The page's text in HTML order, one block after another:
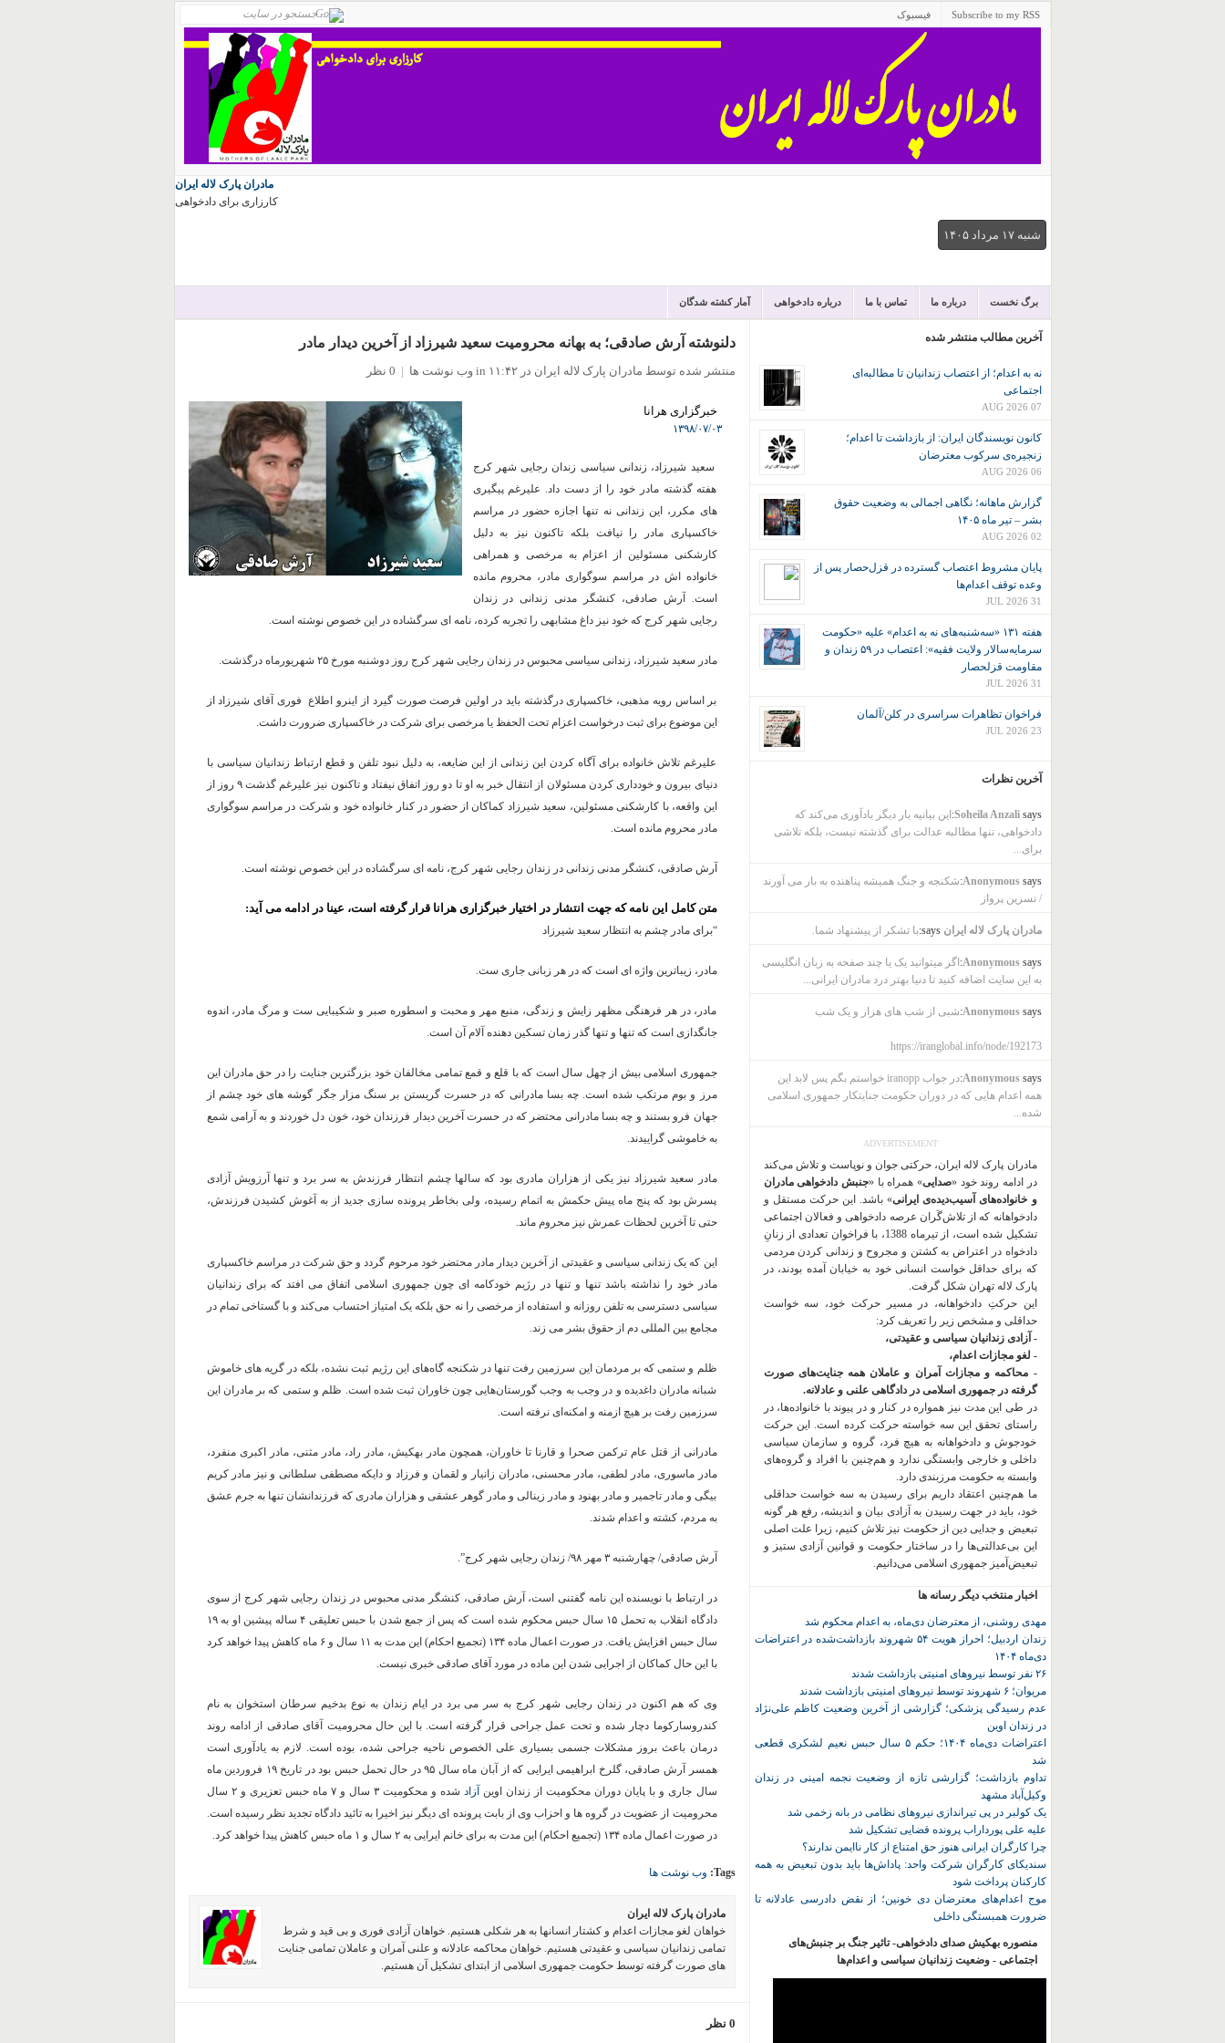
Subscribe to my RSS فیسبوک
مادران پارک لاله ایران
کارزاری برای دادخواهی
شنبه ۱۷ مرداد ۱۴۰۵
برگ نخست درباره ما تماس با ما درباره دادخواهی آمار کشته شدگان
دلنوشته آرش صادقی؛ به بهانه محرومیت سعید شیرزاد از آخرین دیدار مادر
منتشر شده توسط مادران پارک لاله ایران در ۱۱:۴۲ in وب نوشت ها | 0 نظر
خبرگزاری هرانا
۱۳۹۸/۰۷/۰۳
سعید شیرزاد، زندانی سیاسی زندان رجایی شهر کرج
هفته گذشته مادر خود را از دست داد. علیرغم پیگیری
های مکرر، این زندانی نه تنها اجازه حضور در مراسم
خاکسپاری مادر را نیافت بلکه تاکنون نیز به دلیل
کارشکنی مسئولین از اعزام به مرخصی و همراهی
خانواده اش در مراسم سوگواری مادر، محروم مانده
است. آرش صادقی، کنشگر مدنی زندانی در زندان
رجایی شهر کرج که خود نیز داغ مشابهی را تجربه کرده، نامه ای سرگشاده در این خصوص نوشته است.
مادر سعید شیرزاد، زندانی سیاسی محبوس در زندان رجایی شهر کرج روز دوشنبه مورخ ۲۵ شهریورماه درگذشت.
بر اساس رویه مذهبی، خاکسپاری درگذشته باید در اولین فرصت صورت گیرد از اینرو اطلاع فوری آقای شیرزاد از
این موضوع برای ثبت درخواست اعزام تحت الحفظ یا مرخصی برای شرکت در خاکسپاری ضرورت داشت.
علیرغم تلاش خانواده برای آگاه کردن این زندانی از این ضایعه، به دلیل نبود تلفن و قطع ارتباط زندانیان سیاسی با
دنیای بیرون و خودداری کردن مسئولان از انتقال خبر به او تا دو روز اتفاق نیفتاد و تاکنون نیز علیرغم گذشت ۹ روز از
این واقعه، با کارشکنی مسئولین، سعید شیرزاد کماکان از حضور در کنار خانواده خود و شرکت در مراسم سوگواری
مادر محروم مانده است.
آرش صادقی، کنشگر مدنی زندانی در زندان رجایی شهر کرج، نامه ای سرگشاده در این خصوص نوشته است.
متن کامل این نامه که جهت انتشار در اختیار خبرگزاری هرانا قرار گرفته است، عینا در ادامه می آید:
“برای مادر چشم به انتظار سعید شیرزاد
مادر، زیباترین واژه ای است که در هر زبانی جاری ست.
مادر، در هر فرهنگی مظهر زایش و زندگی، منبع مهر و محبت و اسطوره صبر و شکیبایی ست و مرگ مادر، اندوه
جانگدازی است که تنها و تنها گذر زمان تسکین دهنده آلام آن است.
جمهوری اسلامی بیش از چهل سال است که با قلع و قمع تمامی مخالفان خود بزرگترین جنایت را در حق مادران این
مرز و بوم مرتکب شده است. چه بسا مادرانی که در حسرت گریستن بر سنگ مزار جگر گوشه های خود چشم از
جهان فرو بستند و چه بسا مادرانی محتضر که در حسرت آخرین دیدار فرزندان خود، خون دل خوردند و به آرامی شمع
به خاموشی گراییدند.
مادر سعید شیرزاد نیز یکی از هزاران مادری بود که سالها چشم انتظار فرزندش به سر برد و تنها آرزویش آزادی
پسرش بود که پنج ماه پیش حکمش به اتمام رسیده، ولی بخاطر پرونده سازی جدید از به آغوش کشیدن فرزندش،
حتی تا آخرین لحظات عمرش نیز محروم ماند.
این که یک زندانی سیاسی و عقیدتی از آخرین دیدار مادر محتضر خود مرحوم گردد و حق شرکت در مراسم خاکسپاری
مادر خود را نداشته باشد تنها و تنها در رژیم خودکامه ای چون جمهوری اسلامی اتفاق می افتد که برای زندانیان
سیاسی دسترسی به تلفن روزانه و استفاده از مرخصی را نه حق بلکه یک امتیاز احتساب می‌کند و با گستاخی تمام در
مجامع بین المللی دم از حقوق بشر می زند.
ظلم و ستمی که بر مردمان این سرزمین رفت تنها در شکنجه گاه‌های این رژیم ثبت نشده، بلکه در گریه های خاموش
شبانه مادران داغدیده و در وجب به وجب گورستان‌هایی چون خاوران ثبت شده است. ظلم و ستمی که بر مادران این
سرزمین رفت بر هیچ ازمنه و امکنه‌ای نرفته است.
مادرانی از قتل عام ترکمن صحرا و قارنا تا خاوران، همچون مادر بهکیش، مادر راد، مادر مثنی، مادر اکبری منفرد،
مادر ماسوری، مادر لطفی، مادر محسنی، مادران زانیار و لقمان و فرزاد و دایکه مصطفی سلطانی و نیز مادر کریم
بیگی و مادر تاجمیر و مادر بهنود و مادر زینالی و مادر گوهر عشقی و هزاران مادری که فرزندانشان تنها به جرم عشق
به مردم، کشته و اعدام شدند.
آرش صادقی/ چهارشنبه ۳ مهر ۹۸/ زندان رجایی شهر کرج”.
در ارتباط با نویسنده این نامه گفتنی است، آرش صادقی، کنشگر مدنی محبوس در زندان رجایی شهر کرج از سوی
دادگاه انقلاب به تحمل ۱۵ سال حبس محکوم شده است که پس از جمع شدن با حبس تعلیقی ۴ ساله پیشین او به ۱۹
سال حبس افزایش یافت. در صورت اعمال ماده ۱۳۴ (تجمیع احکام) این مدت به ۱۱ سال و ۶ ماه کاهش پیدا خواهد کرد
با این حال کماکان از اجرایی شدن این ماده در مورد آقای صادقی خبری نیست.
وی که هم اکنون در زندان رجایی شهر کرج به سر می برد در ایام زندان به نوع بدخیم سرطان استخوان به نام
کندروسارکوما دچار شده و تحت عمل جراحی قرار گرفته است. با این حال محرومیت آقای صادقی از ادامه روند
درمان باعث بروز مشکلات جسمی بسیاری علی الخصوص ناحیه جراحی شده، بوده است. لازم به یادآوری است
همسر آرش صادقی، گلرخ ابراهیمی ایرایی که از آبان ماه سال ۹۵ در حال تحمل حبس بود در تاریخ ۱۹ فروردین ماه
سال جاری و با پایان دوران محکومیت از زندان اوین
آزاد
شده و محکومیت ۳ سال و ۷ ماه حبس تعزیری و ۲ سال
محرومیت از عضویت در گروه ها و احزاب وی از بابت پرونده ای دیگر نیز اخیرا به تائید دادگاه تجدید نظر رسیده است.
در صورت اعمال ماده ۱۳۴ (تجمیع احکام) این مدت به برای خانم ایرایی به ۲ سال و ۱ ماه حبس کاهش پیدا خواهد کرد.
Tags: وب نوشت ها
مادران پارک لاله ایران
خواهان لغو مجازات اعدام و کشتار انسانها به هر شکلی هستیم. خواهان آزادی فوری و بی قید و شرط
تمامی زندانیان سیاسی و عقیدتی هستیم. خواهان محاکمه عادلانه و علنی آمران و عاملان تمامی جنایت
های صورت گرفته توسط حکومت جمهوری اسلامی از ابتدای تشکیل آن هستیم.
0 نظر
آخرین مطالب منتشر شده
نه به اعدام؛ از اعتصاب زندانیان تا مطالبه‌ای
اجتماعی
07 AUG 2026
کانون نويسندگان ايران: از بازداشت تا اعدام؛
زنجیره‌ی سرکوب معترضان
06 AUG 2026
گزارش ماهانه؛ نگاهی اجمالی به وضعیت حقوق
بشر – تیر ماه ۱۴۰۵
02 AUG 2026
پایان مشروط اعتصاب گسترده در قزل‌حصار پس از
وعده توقف اعدام‌ها
31 JUL 2026
هفته ۱۳۱ «سه‌شنبه‌های نه به اعدام» علیه «حکومت
سرمایه‌سالار ولایت فقیه»: اعتصاب در ۵۹ زندان و
مقاومت قزلحصار
31 JUL 2026
فراخوان تظاهرات سراسری در کلن/آلمان
23 JUL 2026
آخرین نظرات
Soheila Anzalisays:
این بیانیه بار دیگر یادآوری می‌کند که
دادخواهی، تنها مطالبه عدالت برای گذشته نیست، بلکه تلاشی
برای...
Anonymoussays:
شکنجه و جنگ همیشه پناهنده به بار می آورند
/ نسرین پرواز
مادران پارک لاله ایران says: با تشکر از پیشنهاد شما.
Anonymoussays:
اگر میتوانید یک یا چند صفحه به زبان انگلیسی
به این سایت اضافه کنید تا دنیا بهتر درد مادران ایرانی...
Anonymoussays: شبی از شب های هزار و یک شب
https://iranglobal.info/node/192173
Anonymoussays:
در جواب iranopp خواستم بگم پس لابد این
همه اعدام هایی که در دوران حکومت جنایتکار جمهوری اسلامی
شده...
ADVERTISEMENT
مادران پارک لاله ایران، حرکتی جوان و نوپاست و تلاش می‌کند
در ادامه روند خود «صدایی» همراه با «جنبش دادخواهی مادران
و خانواده‌های آسیب‌دیده‌ی ایرانی» باشد. این حرکت مستقل و
دادخواهانه که از تلاش‌گَران عرصه دادخواهی و فعالان اجتماعی
تشکیل شده است، از تیرماه 1388، با فراخوان تعدادی از زنانِ
دادخواه در اعتراض به کشتن و مجروح و زندانی کردن مردمی
که برای حداقل خواست انسانی خود به خیابان آمده بودند، در
پارک لاله تهران شکل گرفت.
این حرکتِ دادخواهانه، در مسیر حرکت خود، سه خواست
حداقلی و مشخص زیر را تعریف کرد:
- آزادی زندانیان سیاسی و عقیدتی،
- لغو مجازات اعدام،
- محاکمه و مجازات آمران و عاملان همه جنایت‌های صورت
گرفته در جمهوری اسلامی در دادگاهی علنی و عادلانه.
در طی این مدت نیز همواره در کنار و در پیوند با خانواده‌ها، در
راستای تحقق این سه خواسته حرکت کرده است. این حرکت
خودجوش و دادخواهانه به هیچ فرد، گروه و سازمان سیاسی
داخلی و خارجی وابستگی ندارد و هم‌چنین با افراد و گروه‌های
وابسته به حکومت مرزبندی دارد.
ما هم‌چنین اعتقاد داریم برای رسیدن به سه خواست حداقلی
خود، باید در جهت رسیدن به آزادی بیان و اندیشه، رفع هر گونه
تبعیض و جدایی دین از حکومت نیز تلاش کنیم، زیرا علت اصلی
این بی‌عدالتی‌ها را در ساختار حکومت و قوانین آزادی ستیز و
تبعیض‌آمیز جمهوری اسلامی می‌دانیم.
اخبار منتخب دیگر رسانه ها
مهدی روشنی، از معترضان دی‌ماه، به اعدام محکوم شد
زندان اردبیل؛ احراز هویت ۵۴ شهروند بازداشت‌شده در اعتراضات
دی‌ماه ۱۴۰۴
۲۶ نفر توسط نیروهای امنیتی بازداشت شدند
مریوان؛ ۶ شهروند توسط نیروهای امنیتی بازداشت شدند
عدم رسیدگی پزشکی؛ گزارشی از آخرین وضعیت کاظم علی‌نژاد
در زندان اوین
اعتراضات دی‌ماه ۱۴۰۴؛ حکم ۵ سال حبس نعیم لشکری قطعی
شد
تداوم بازداشت؛ گزارشی تازه از وضعیت نجمه امینی در زندان
وکیل‌آباد مشهد
یک کولبر در پی تیراندازی نیروهای نظامی در بانه زخمی شد
علیه علی پورداراب پرونده قضایی تشکیل شد
چرا کارگران ایرانی هنوز حق امتناع از کار ناایمن ندارند؟
سندیکای کارگران شرکت واحد: پاداش‌ها باید بدون تبعیض به همه
کارکنان پرداخت شود
موج اعدام‌های معترضان دی‌ خونین؛ از نقض دادرسی عادلانه تا
ضرورت همبستگی داخلی
منصوره بهکیش صدای دادخواهی- تاثیر جنگ بر جنبش‌های
اجتماعی - وضعیت زندانیان سیاسی و اعدام‌ها